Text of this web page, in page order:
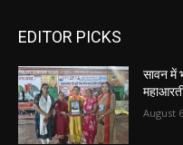
EDITOR PICKS
सावन में
August